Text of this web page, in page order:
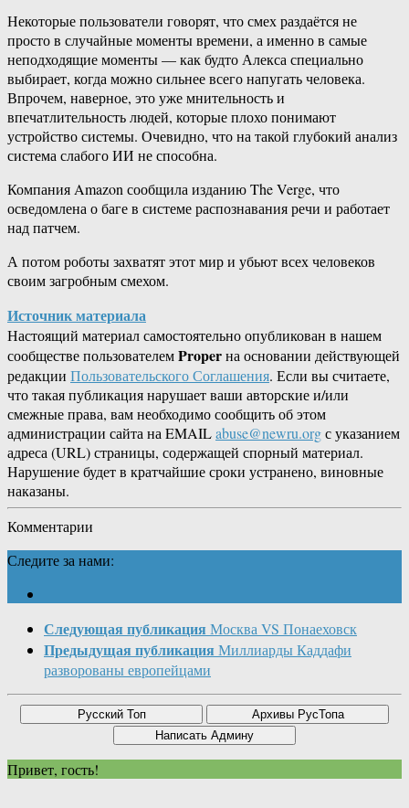
Некоторые пользователи говорят, что смех раздаётся не
просто в случайные моменты времени, а именно в самые
неподходящие моменты — как будто Алекса специально
выбирает, когда можно сильнее всего напугать человека.
Впрочем, наверное, это уже мнительность и
впечатлительность людей, которые плохо понимают
устройство системы. Очевидно, что на такой глубокий анализ
система слабого ИИ не способна.
Компания Amazon сообщила изданию The Verge, что
осведомлена о баге в системе распознавания речи и работает
над патчем.
А потом роботы захватят этот мир и убьют всех человеков
своим загробным смехом.
Источник материала
Настоящий материал самостоятельно опубликован в нашем
сообществе пользователемProperна основании действующей
редакции Пользовательского Соглашения. Если вы считаете,
что такая публикация нарушает ваши авторские и/или
смежные права, вам необходимо сообщить об этом
администрации сайта на EMAILabuse@newru.orgс указанием
адреса (URL) страницы, содержащей спорный материал.
Нарушение будет в кратчайшие сроки устранено, виновные
наказаны.
Комментарии
Следите за нами:
Следующая публикация Москва VS Понаеховск
Предыдущая публикация Миллиарды Каддафи
разворованы европейцами
Привет, гость!